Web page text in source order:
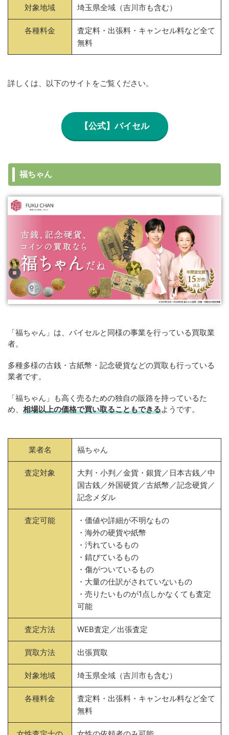
対象地域 埼玉県全域（吉川市も含む）
各種料金
査定料・出張料・キャンセル料など全て
無料
詳しくは、以下のサイトをご覧ください。
【公式】バイセル
福ちゃん
「福ちゃん」は、バイセルと同様の事業を行っている買取業
者。
多種多様の古銭・古紙幣・記念硬貨などの買取も行っている
業者です。
「福ちゃん」も高く売るための独自の販路を持っているた
め、 相場以上の価格で買い取ることもできるようです。
業者名 福ちゃん
査定対象
大判・小判／金貨・銀貨／日本古銭／中
国古銭／外国硬貨／古紙幣／記念硬貨／
記念メダル
査定可能
・価値や詳細が不明なもの
・海外の硬貨や紙幣
・汚れているもの
・錆びているもの
・傷がついているもの
・大量の仕訳がされていないもの
・売りたいものが1点しかなくても査定
可能
査定方法 WEB査定／出張査定
買取方法 出張買取
対象地域 埼玉県全域（吉川市も含む）
各種料金
査定料・出張料・キャンセル料など全て
無料